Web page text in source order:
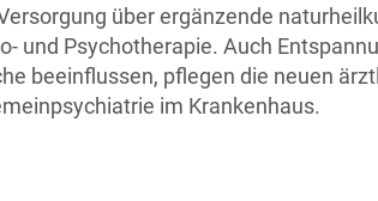
über ergänzende
und Psychotherapie. Auch
beeinflussen, pflegen die neuen
im Krankenhaus.